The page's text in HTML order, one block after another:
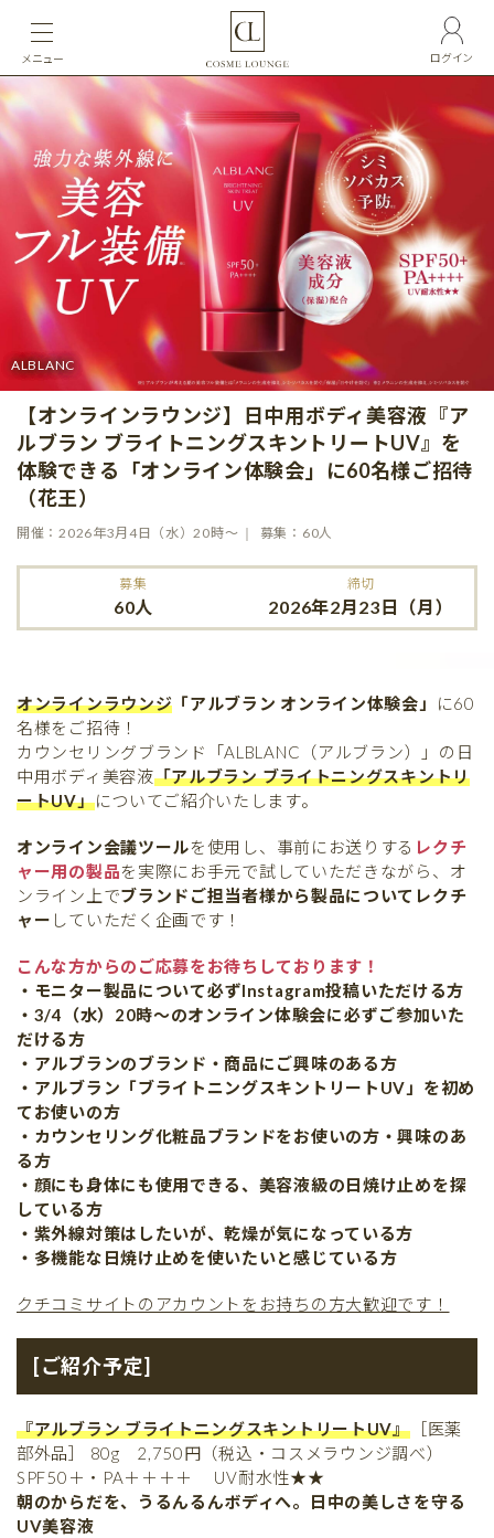
ログイン
メニュー
ALBLANC
【オンラインラウンジ】日中用ボディ美容液『ア
ルブラン ブライトニングスキントリートUV』を
体験できる「オンライン体験会」に60名様ご招待
（花王）
開催：2026年3月4日（水）20時〜 募集：60人
募集
60人
締切
2026年2月23日（月）
オンラインラウンジ 「アルブラン オンライン体験会」
に60
名様をご招待！
カウンセリングブランド「ALBLANC（アルブラン）」の日
中用ボディ美容液「アルブラン ブライトニングスキントリ
ートUV」についてご紹介いたします。
オンライン会議ツールを使用し、事前にお送りする レクチ
ャー用の製品を実際にお手元で試していただきながら、オ
ンライン上でブランドご担当者様から製品についてレクチ
ャー していただく企画です！
こんな方からのご応募をお待ちしております！
・モニター製品について必ずInstagram投稿いただける方
・3/4（水）20時〜のオンライン体験会に必ずご参加いた
だける方
・アルブランのブランド・商品にご興味のある方
・アルブラン「ブライトニングスキントリートUV」を初め
てお使いの方
・カウンセリング化粧品ブランドをお使いの方・興味のあ
る方
・顔にも身体にも使用できる、美容液級の日焼け止めを探
している方
・紫外線対策はしたいが、乾燥が気になっている方
・多機能な日焼け止めを使いたいと感じている方
クチコミサイトのアカウントをお持ちの方大歓迎です！
[ご紹介予定]
『アルブラン ブライトニングスキントリートUV』［医薬
部外品］ 80g 2,750円（税込・コスメラウンジ調べ）
SPF50＋・PA＋＋＋＋ UV耐水性★★
朝のからだを、うるんるんボディへ。日中の美しさを守る
UV美容液